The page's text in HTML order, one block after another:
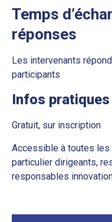
Temps
réponses
Les intervenants
participants
Infos
Gratuit, sur inscription
Accessible à toutes les
particulier dirigeants,
responsables